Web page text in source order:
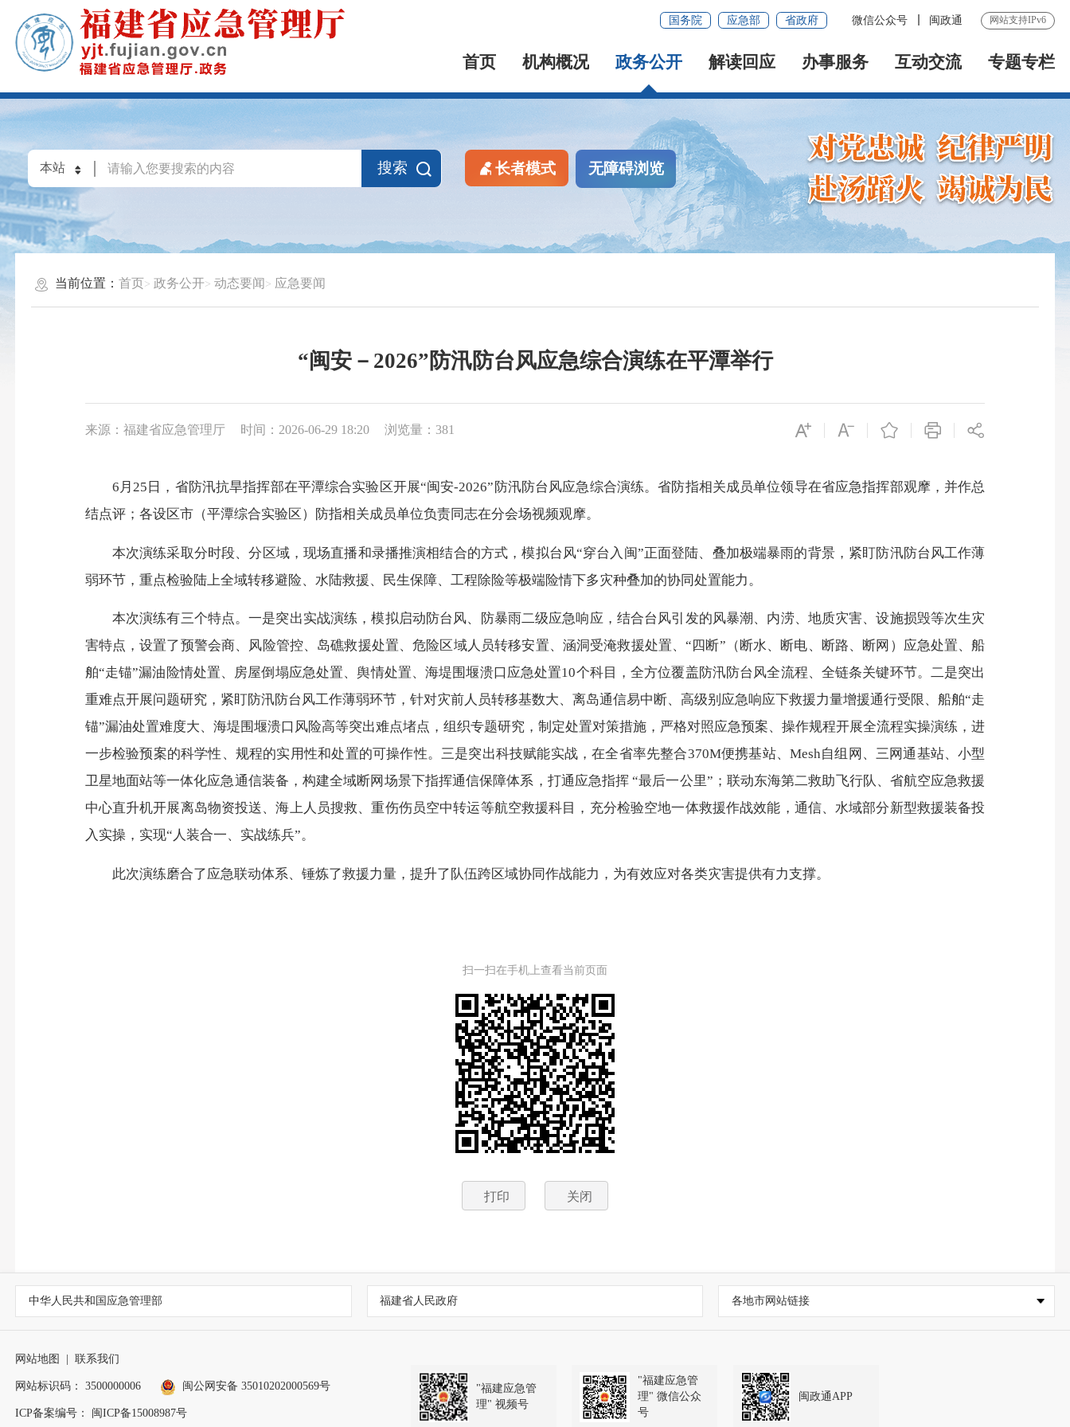
国务院 应急部 省政府 微信公众号 闽政通 网站支持IPv6
首页 机构概况 政务公开 解读回应 办事服务 互动交流 专题专栏
搜索 长者模式 无障碍浏览
当前位置：首页 政务公开 动态要闻 应急要闻
“闽安－2026”防汛防台风应急综合演练在平潭举行
来源：福建省应急管理厅 时间：2026-06-29 18:20 浏览量：381
6月25日，省防汛抗旱指挥部在平潭综合实验区开展“闽安-2026”防汛防台风应急综合演练。省防指相关成员单位领导在省应急指挥部观摩，并作总
结点评；各设区市（平潭综合实验区）防指相关成员单位负责同志在分会场视频观摩。
本次演练采取分时段、分区域，现场直播和录播推演相结合的方式，模拟台风“穿台入闽”正面登陆、叠加极端暴雨的背景，紧盯防汛防台风工作薄
弱环节，重点检验陆上全域转移避险、水陆救援、民生保障、工程除险等极端险情下多灾种叠加的协同处置能力。
本次演练有三个特点。一是突出实战演练，模拟启动防台风、防暴雨二级应急响应，结合台风引发的风暴潮、内涝、地质灾害、设施损毁等次生灾
害特点，设置了预警会商、风险管控、岛礁救援处置、危险区域人员转移安置、涵洞受淹救援处置、“四断”（断水、断电、断路、断网）应急处置、船
舶“走锚”漏油险情处置、房屋倒塌应急处置、舆情处置、海堤围堰溃口应急处置10个科目，全方位覆盖防汛防台风全流程、全链条关键环节。二是突出
重难点开展问题研究，紧盯防汛防台风工作薄弱环节，针对灾前人员转移基数大、离岛通信易中断、高级别应急响应下救援力量增援通行受限、船舶“走
锚”漏油处置难度大、海堤围堰溃口风险高等突出难点堵点，组织专题研究，制定处置对策措施，严格对照应急预案、操作规程开展全流程实操演练，进
一步检验预案的科学性、规程的实用性和处置的可操作性。三是突出科技赋能实战，在全省率先整合370M便携基站、Mesh自组网、三网通基站、小型
卫星地面站等一体化应急通信装备，构建全域断网场景下指挥通信保障体系，打通应急指挥 “最后一公里”；联动东海第二救助飞行队、省航空应急救援
中心直升机开展离岛物资投送、海上人员搜救、重伤伤员空中转运等航空救援科目，充分检验空地一体救援作战效能，通信、水域部分新型救援装备投
入实操，实现“人装合一、实战练兵”。
此次演练磨合了应急联动体系、锤炼了救援力量，提升了队伍跨区域协同作战能力，为有效应对各类灾害提供有力支撑。
扫一扫在手机上查看当前页面
打印 关闭
中华人民共和国应急管理部 福建省人民政府 各地市网站链接
网站地图 联系我们
网站标识码： 3500000006 闽公网安备 35010202000569号
ICP备案编号： 闽ICP备15008987号
"福建应急管
理" 视频号
"福建应急管
理" 微信公众
号
闽政通APP